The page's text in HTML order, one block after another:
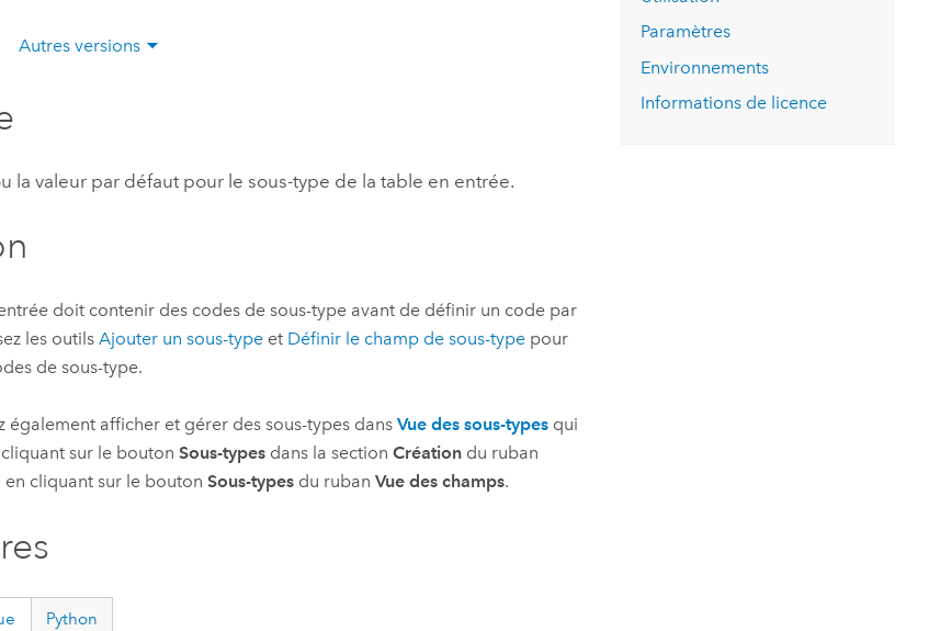
essai gratuit.
Explorer ce cours
Tous les récits
Lire le récit
Autres versions
la valeur par défaut pour le sous-type de la table en entrée.
doit contenir des codes de sous-type avant de définir un code par
les outils Ajouter un sous-typeet Définir le champ de sous-typepour
de sous-type.
également afficher et gérer des sous-types dans Vue des sous-typesqui
sur le bouton Sous-typesdans la section Création du ruban
en cliquant sur le bouton Sous-typesdu ruban Vue des champs.
Python
Paramètres
Environnements
Informations de licence